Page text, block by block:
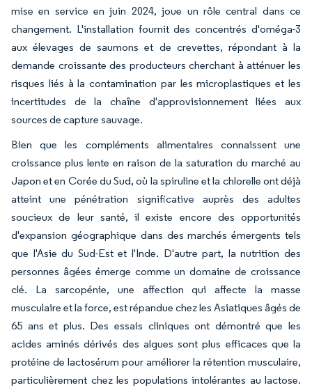
mise en service en juin 2024, joue un rôle central dans ce
changement. L'installation fournit des concentrés d'oméga-3
aux élevages de saumons et de crevettes, répondant à la
demande croissante des producteurs cherchant à atténuer les
risques liés à la contamination par les microplastiques et les
incertitudes de la chaîne d'approvisionnement liées aux
sources de capture sauvage.
Bien que les compléments alimentaires connaissent une
croissance plus lente en raison de la saturation du marché au
Japon et en Corée du Sud, où la spiruline et la chlorelle ont déjà
atteint une pénétration significative auprès des adultes
soucieux de leur santé, il existe encore des opportunités
d'expansion géographique dans des marchés émergents tels
que l'Asie du Sud-Est et l'Inde. D'autre part, la nutrition des
personnes âgées émerge comme un domaine de croissance
clé. La sarcopénie, une affection qui affecte la masse
musculaire et la force, est répandue chez les Asiatiques âgés de
65 ans et plus. Des essais cliniques ont démontré que les
acides aminés dérivés des algues sont plus efficaces que la
protéine de lactosérum pour améliorer la rétention musculaire,
particulièrement chez les populations intolérantes au lactose.